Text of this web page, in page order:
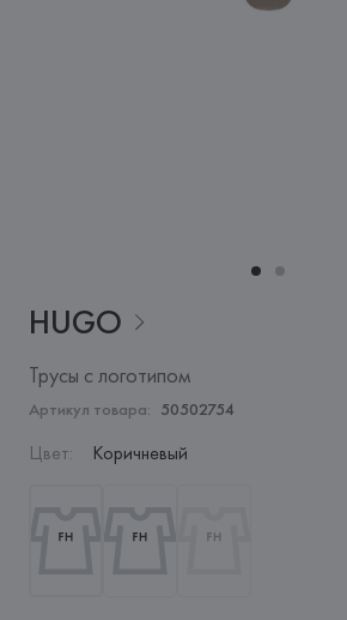
HUGO
Трусы с логотипом
Артикул товара: 50502754
Цвет: Коричневый